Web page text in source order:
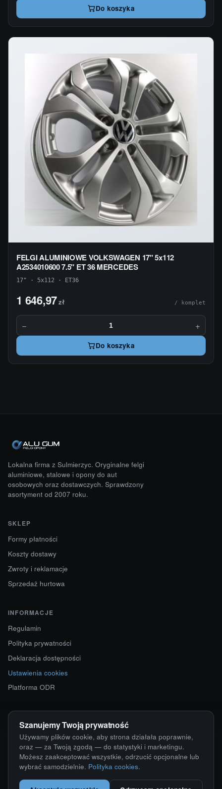
Do koszyka
FELGI ALUMINIOWE VOLKSWAGEN 17" 5x112
A2534010600 7.5" ET 36 MERCEDES
17" · 5x112 · ET36
1 646,97zł / komplet
− +
Do koszyka
Lokalna firma z Sulmierzyc. Oryginalne felgi
aluminiowe, stalowe i opony do aut
osobowych oraz dostawczych. Sprawdzony
asortyment od 2007 roku.
SKLEP
Formy płatności
Koszty dostawy
Zwroty i reklamacje
Sprzedaż hurtowa
INFORMACJE
Regulamin
Polityka prywatności
Deklaracja dostępności
Ustawienia cookies
Platforma ODR
KONTAKT
ul. Starokościelna 12
63-750 Sulmierzyce
792 171 171 · 791 110 055
alumy@alugum.pl
Szanujemy Twoją prywatność
Używamy plików cookie, aby strona działała poprawnie,
oraz — za Twoją zgodą — do statystyki i marketingu.
Możesz zaakceptować wszystkie, odrzucić opcjonalne lub
wybrać samodzielnie. Polityka cookies.